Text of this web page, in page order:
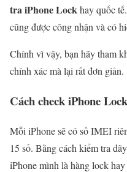
tra iPhone Lockhay quốc
cũng được công nhận và có
Chính vì vậy, bạn hãy tham
chính xác mà lại rất đơn giản.
Cách check iPhone
Mỗi iPhone sẽ có số IMEI
15 số. Bằng cách kiểm tra
iPhone mình là hàng lock